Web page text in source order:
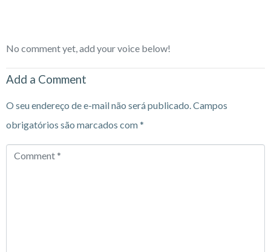
No comment yet, add your voice below!
Add a Comment
O seu endereço de e-mail não será publicado.Campos
obrigatórios são marcados com*
Comment